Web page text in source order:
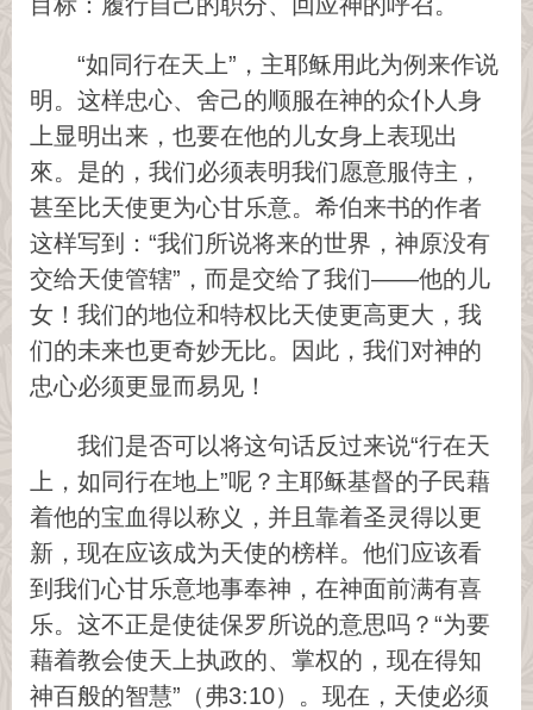
“如同行在天上”，主耶稣用此为例来作说
明。这样忠心、舍己的顺服在神的众仆人身
上显明出来，也要在他的儿女身上表现出
來。是的，我们必须表明我们愿意服侍主，
甚至比天使更为心甘乐意。希伯来书的作者
这样写到：“我们所说将来的世界，神原没有
交给天使管辖”，而是交给了我们——他的儿
女！我们的地位和特权比天使更高更大，我
们的未来也更奇妙无比。因此，我们对神的
忠心必须更显而易见！
我们是否可以将这句话反过来说“行在天
上，如同行在地上”呢？主耶稣基督的子民藉
着他的宝血得以称义，并且靠着圣灵得以更
新，现在应该成为天使的榜样。他们应该看
到我们心甘乐意地事奉神，在神面前满有喜
乐。这不正是使徒保罗所说的意思吗？“为要
藉着教会使天上执政的、掌权的，现在得知
神百般的智慧”（弗3:10）。现在，天使必须